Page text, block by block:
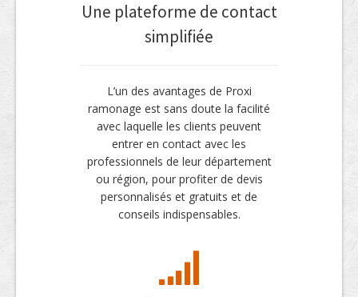
Une plateforme de contact
simplifiée
L’un des avantages de Proxi
ramonage est sans doute la facilité
avec laquelle les clients peuvent
entrer en contact avec les
professionnels de leur département
ou région, pour profiter de devis
personnalisés et gratuits et de
conseils indispensables.